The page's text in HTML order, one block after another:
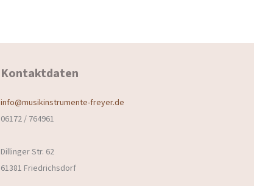
Kontaktdaten
info@musikinstrumente-freyer.de
06172 / 764961
Dillinger Str. 62
61381 Friedrichsdorf